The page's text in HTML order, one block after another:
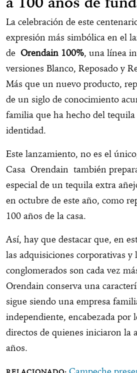
La celebración de este
expresión más simbólica en el
de Orendain 100%, una línea
versiones Blanco, Reposado y
Más que un nuevo producto,
de un siglo de conocimiento
familia que ha hecho del
identidad.
Este lanzamiento, no es el
Casa Orendain también
especial de un tequila extra
en octubre de este año, como
100 años de la casa.
Así, hay que destacar que, en
las adquisiciones corporativas y
conglomerados son cada vez
Orendain conserva una
sigue siendo una empresa
independiente, encabezada por
directos de quienes iniciaron la
años.